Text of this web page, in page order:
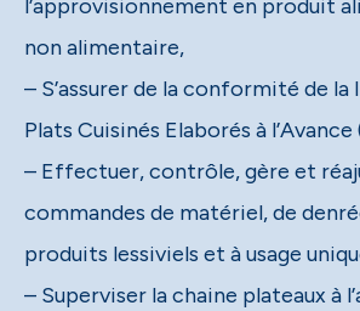
l’approvisionnement en produit
non alimentaire,
– S’assurer de la conformité de la
Plats Cuisinés Elaborés à l’Avance
– Effectuer, contrôle, gère et
commandes de matériel, de
produits lessiviels et à usage
– Superviser la chaine plateaux à